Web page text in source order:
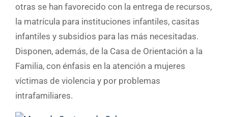
otras se han favorecido con la entrega de recursos,
la matrícula para instituciones infantiles, casitas
infantiles y subsidios para las más necesitadas.
Disponen, además, de la Casa de Orientación a la
Familia, con énfasis en la atención a mujeres
víctimas de violencia y por problemas
intrafamiliares.